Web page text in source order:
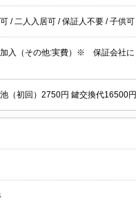
/ 二人入居可 /保証人不要 /子供可
加入（その他:実費）※ 保証会社に
（初回）2750円 鍵交換代16500円